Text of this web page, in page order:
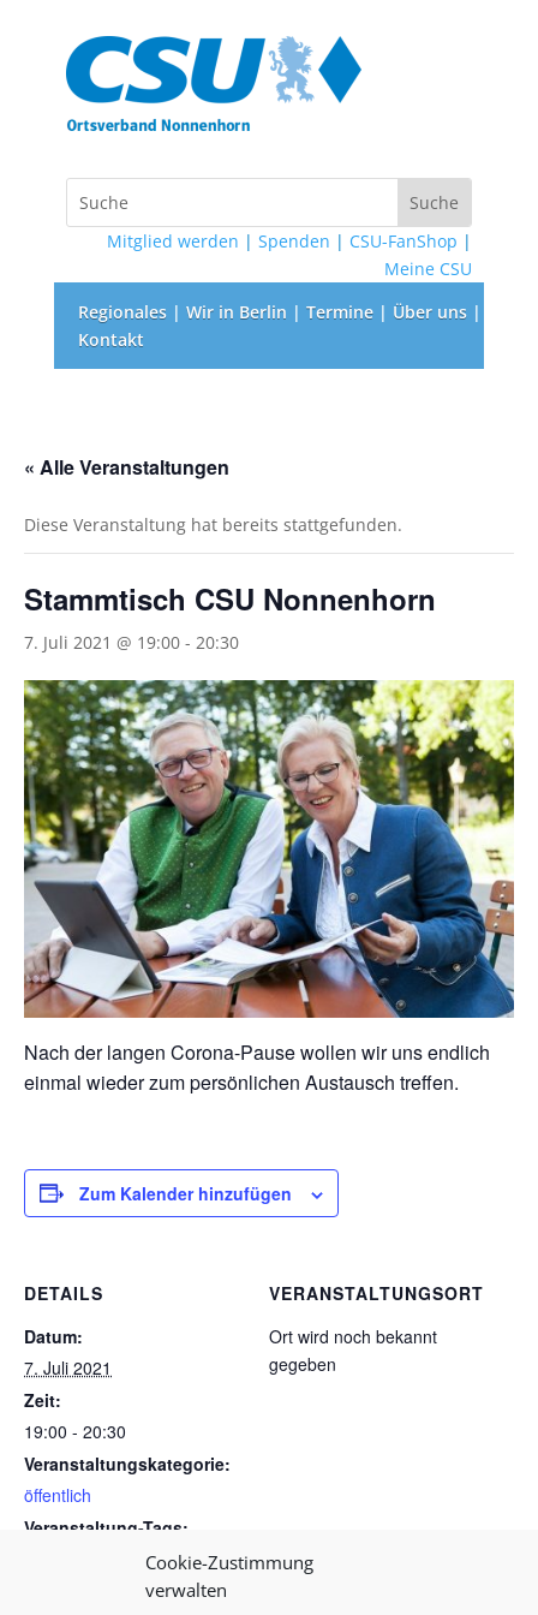
Cookie-Zustimmung
verwalten
Mitglied werden |Spenden | CSU-FanShop |
Meine CSU
Regionales| Wir in Berlin | Termine| Über uns|
Kontakt
« Alle Veranstaltungen
Diese Veranstaltung hat bereits stattgefunden.
Stammtisch CSU Nonnenhorn
7. Juli 2021 @ 19:00 - 20:30
Nach der langen Corona-Pause wollen wir uns endlich
einmal wieder zum persönlichen Austausch treffen.
Zum Kalender hinzufügen
DETAILS
Datum:
7. Juli 2021
Zeit:
19:00 - 20:30
Veranstaltungskategorie:
öffentlich
Veranstaltung-Tags:
VERANSTALTUNGSORT
Ort wird noch bekannt
gegeben